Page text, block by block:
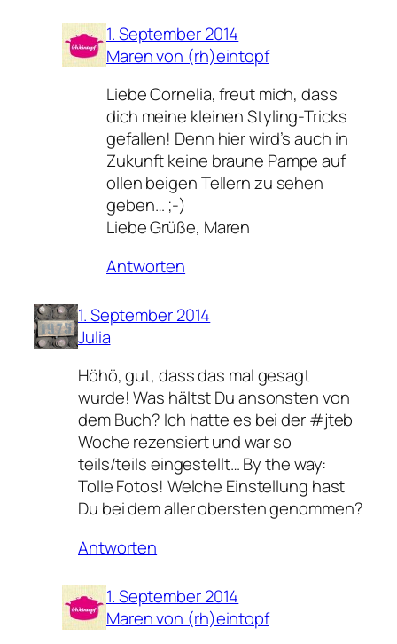
1. September 2014
Maren von (rh)eintopf
Liebe Cornelia, freut mich, dass
dich meine kleinen Styling-Tricks
gefallen! Denn hier wird’s auch in
Zukunft keine braune Pampe auf
ollen beigen Tellern zu sehen
geben… ;-)
Liebe Grüße, Maren
Antworten
1. September 2014
Julia
Höhö, gut, dass das mal gesagt
wurde! Was hältst Du ansonsten von
dem Buch? Ich hatte es bei der #jteb
Woche rezensiert und war so
teils/teils eingestellt… By the way:
Tolle Fotos! Welche Einstellung hast
Du bei dem aller obersten genommen?
Antworten
1. September 2014
Maren von (rh)eintopf